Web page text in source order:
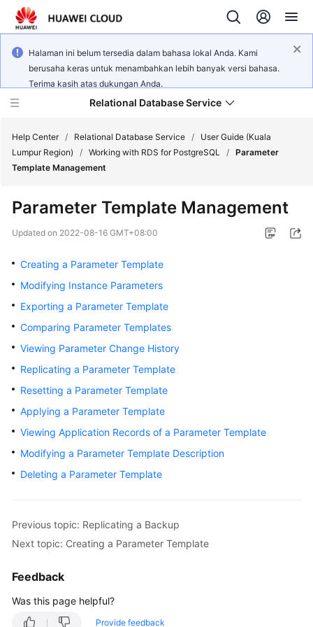
Halaman ini belum tersedia dalam bahasa lokal Anda. Kami
berusaha keras untuk menambahkan lebih banyak versi bahasa.
Terima kasih atas dukungan Anda.
Relational Database Service
Service
Overview
Billing
Started
Kernels
User
Guide
Practices
Performance
Reference
SDK
Reference
Help Center / Relational Database Service /
User Guide (Kuala
Lumpur Region)
/ Working with RDS for PostgreSQL / Parameter
Template Management
Parameter Template Management
Updated on 2022-08-16 GMT+08:00
Creating a Parameter Template
Modifying Instance Parameters
Exporting a Parameter Template
Comparing Parameter Templates
Viewing Parameter Change History
Replicating a Parameter Template
Resetting a Parameter Template
Applying a Parameter Template
Viewing Application Records of a Parameter Template
Modifying a Parameter Template Description
Deleting a Parameter Template
Previous topic: Replicating a Backup
Next topic: Creating a Parameter Template
Feedback
Was this page helpful?
Provide feedback